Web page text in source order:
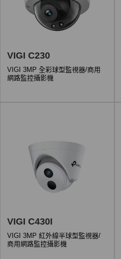
VIGI C230
VIGI 3MP 全彩球型監視器/商用
網路監控攝影機
VIGI C430I
VIGI 3MP 紅外線半球型監視器/
商用網路監控攝影機